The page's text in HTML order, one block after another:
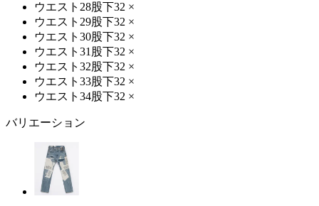
ウエスト28股下32 ×
ウエスト29股下32 ×
ウエスト30股下32 ×
ウエスト31股下32 ×
ウエスト32股下32 ×
ウエスト33股下32 ×
ウエスト34股下32 ×
バリエーション